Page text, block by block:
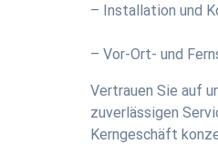
– Installation und
– Vor-Ort- und
Vertrauen Sie auf
zuverlässigen
Kerngeschäft